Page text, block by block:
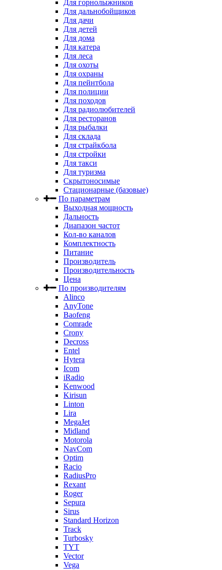
Для горнолыжников
Для дальнобойщиков
Для дачи
Для детей
Для дома
Для катера
Для леса
Для охоты
Для охраны
Для пейнтбола
Для полиции
Для походов
Для радиолюбителей
Для ресторанов
Для рыбалки
Для склада
Для страйкбола
Для стройки
Для такси
Для туризма
Скрытоносимые
Стационарные (базовые)
По параметрам
Выходная мощность
Дальность
Диапазон частот
Кол-во каналов
Комплектность
Питание
Производитель
Производительность
Цена
По производителям
Alinco
AnyTone
Baofeng
Comrade
Crony
Decross
Entel
Hytera
Icom
iRadio
Kenwood
Kirisun
Linton
Lira
MegaJet
Midland
Motorola
NavCom
Optim
Racio
RadiusPro
Rexant
Roger
Sepura
Sirus
Standard Horizon
Track
Turbosky
TYT
Vector
Vega